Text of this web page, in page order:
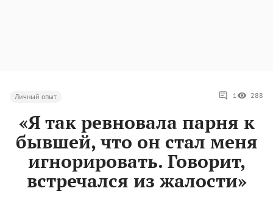
Личный опыт 1 288
«Я так ревновала парня к
бывшей, что он стал меня
игнорировать. Говорит,
встречался из жалости»